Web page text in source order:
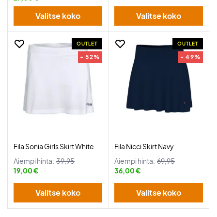
Valitse koko Valitse koko
OUTLET
- 52%
Fila Sonia Girls Skirt White
Aiempi hinta: 39,95
19,00 €
Valitse koko
OUTLET
- 49%
Fila Nicci Skirt Navy
Aiempi hinta: 69,95
36,00 €
Valitse koko